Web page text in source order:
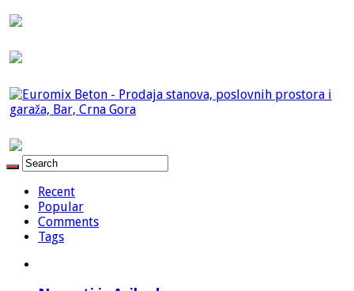
Recent
Popular
Comments
Tags